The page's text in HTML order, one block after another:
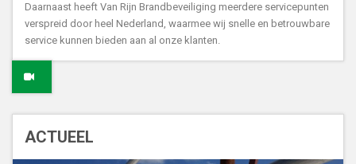
Daarnaast heeft Van Rijn Brandbeveiliging meerdere servicepunten
verspreid door heel Nederland, waarmee wij snelle en betrouwbare
service kunnen bieden aan al onze klanten.
ACTUEEL